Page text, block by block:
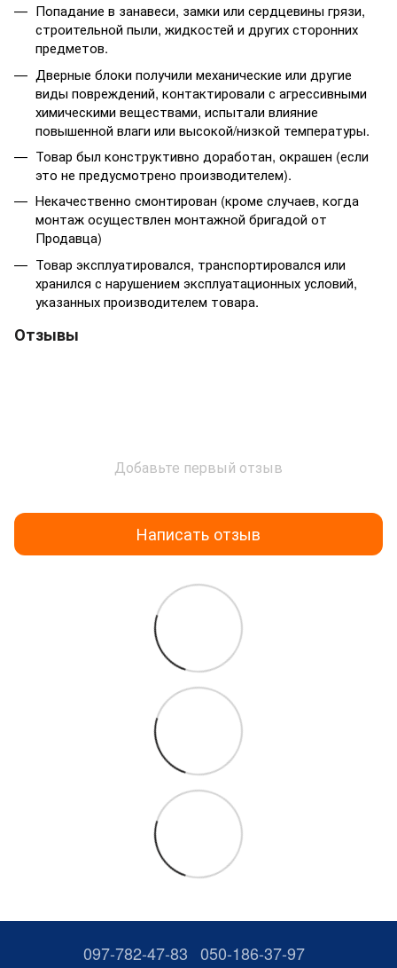
Попадание в занавеси, замки или сердцевины грязи,
строительной пыли, жидкостей и других сторонних
предметов.
Дверные блоки получили механические или другие
виды повреждений, контактировали с агрессивными
химическими веществами, испытали влияние
повышенной влаги или высокой/низкой температуры.
Товар был конструктивно доработан, окрашен (если
это не предусмотрено производителем).
Некачественно смонтирован (кроме случаев, когда
монтаж осуществлен монтажной бригадой от
Продавца)
Товар эксплуатировался, транспортировался или
хранился с нарушением эксплуатационных условий,
указанных производителем товара.
Отзывы
Добавьте первый отзыв
Написать отзыв
097-782-47-83 050-186-37-97